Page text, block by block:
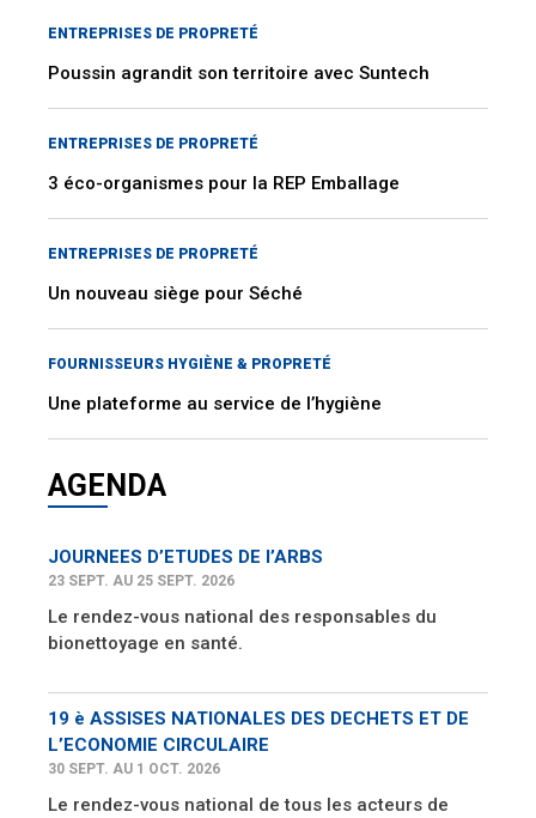
ENTREPRISES DE PROPRETÉ
Poussin agrandit son territoire avec Suntech
ENTREPRISES DE PROPRETÉ
3 éco-organismes pour la REP Emballage
ENTREPRISES DE PROPRETÉ
Un nouveau siège pour Séché
FOURNISSEURS HYGIÈNE & PROPRETÉ
Une plateforme au service de l’hygiène
AGENDA
JOURNEES D’ETUDES DE l’ARBS
23 SEPT. AU 25 SEPT. 2026
Le rendez-vous national des responsables du
bionettoyage en santé.
19 è ASSISES NATIONALES DES DECHETS ET DE
L’ECONOMIE CIRCULAIRE
30 SEPT. AU 1 OCT. 2026
Le rendez-vous national de tous les acteurs de